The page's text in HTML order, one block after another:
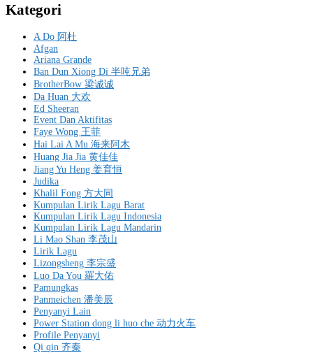
Kategori
A Do 阿杜
Afgan
Ariana Grande
Ban Dun Xiong Di 半吨兄弟
BrotherBow 梁诚诚
Da Huan 大欢
Ed Sheeran
Event Dan Aktifitas
Faye Wong 王菲
Hai Lai A Mu 海来阿木
Huang Jia Jia 黄佳佳
Jiang Yu Heng 姜育恒
Judika
Khalil Fong 方大同
Kumpulan Lirik Lagu Barat
Kumpulan Lirik Lagu Indonesia
Kumpulan Lirik Lagu Mandarin
Li Mao Shan 李茂山
Lirik Lagu
Lizongsheng 李宗盛
Luo Da You 羅大佑
Pamungkas
Panmeichen 潘美辰
Penyanyi Lain
Power Station dong li huo che 动力火车
Profile Penyanyi
Qi qin 齐秦